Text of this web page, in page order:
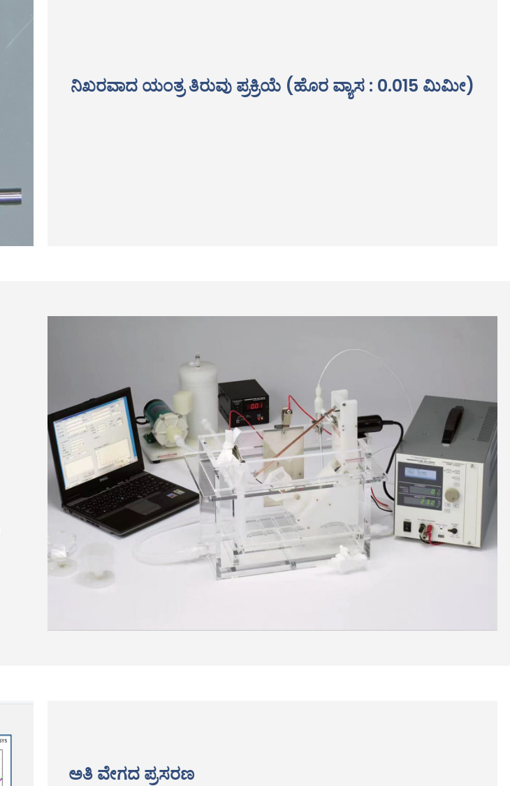
ನಿಖರವಾದ ಯಂತ್ರ ತಿರುವು ಪ್ರಕ್ರಿಯೆ (ಹೊರ ವ್ಯಾಸ : 0.015 ಮಿಮೀ)
ಅತಿ ವೇಗದ ಪ್ರಸರಣ